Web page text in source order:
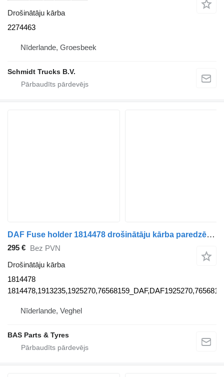
Drošinātāju kārba
2274463
Nīderlande, Groesbeek
Schmidt Trucks B.V.
DAF Fuse holder 1814478 drošinātāju kārba paredzēts DAF kravas automašīnas
295 € Bez PVN
Drošinātāju kārba
1814478
Nīderlande, Veghel
BAS Parts & Tyres